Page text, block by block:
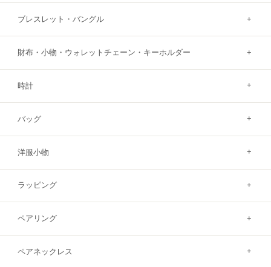
ブレスレット・バングル
財布・小物・ウォレットチェーン・キーホルダー
時計
バッグ
洋服小物
ラッピング
ペアリング
ペアネックレス